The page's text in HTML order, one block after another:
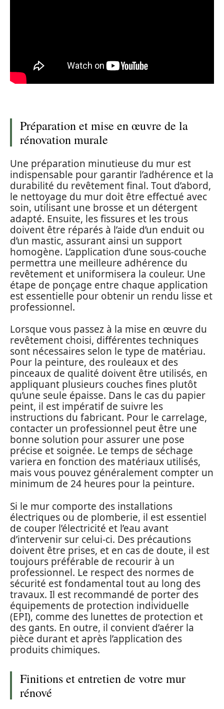
Préparation et mise en œuvre de la
rénovation murale
Une préparation minutieuse du mur est
indispensable pour garantir l’adhérence et la
durabilité du revêtement final. Tout d’abord,
le nettoyage du mur doit être effectué avec
soin, utilisant une brosse et un détergent
adapté. Ensuite, les fissures et les trous
doivent être réparés à l’aide d’un enduit ou
d’un mastic, assurant ainsi un support
homogène. L’application d’une sous-couche
permettra une meilleure adhérence du
revêtement et uniformisera la couleur. Une
étape de ponçage entre chaque application
est essentielle pour obtenir un rendu lisse et
professionnel.
Lorsque vous passez à la mise en œuvre du
revêtement choisi, différentes techniques
sont nécessaires selon le type de matériau.
Pour la peinture, des rouleaux et des
pinceaux de qualité doivent être utilisés, en
appliquant plusieurs couches fines plutôt
qu’une seule épaisse. Dans le cas du papier
peint, il est impératif de suivre les
instructions du fabricant. Pour le carrelage,
contacter un professionnel peut être une
bonne solution pour assurer une pose
précise et soignée. Le temps de séchage
variera en fonction des matériaux utilisés,
mais vous pouvez généralement compter un
minimum de 24 heures pour la peinture.
Si le mur comporte des installations
électriques ou de plomberie, il est essentiel
de couper l’électricité et l’eau avant
d’intervenir sur celui-ci. Des précautions
doivent être prises, et en cas de doute, il est
toujours préférable de recourir à un
professionnel. Le respect des normes de
sécurité est fondamental tout au long des
travaux. Il est recommandé de porter des
équipements de protection individuelle
(EPI), comme des lunettes de protection et
des gants. En outre, il convient d’aérer la
pièce durant et après l’application des
produits chimiques.
Finitions et entretien de votre mur
rénové